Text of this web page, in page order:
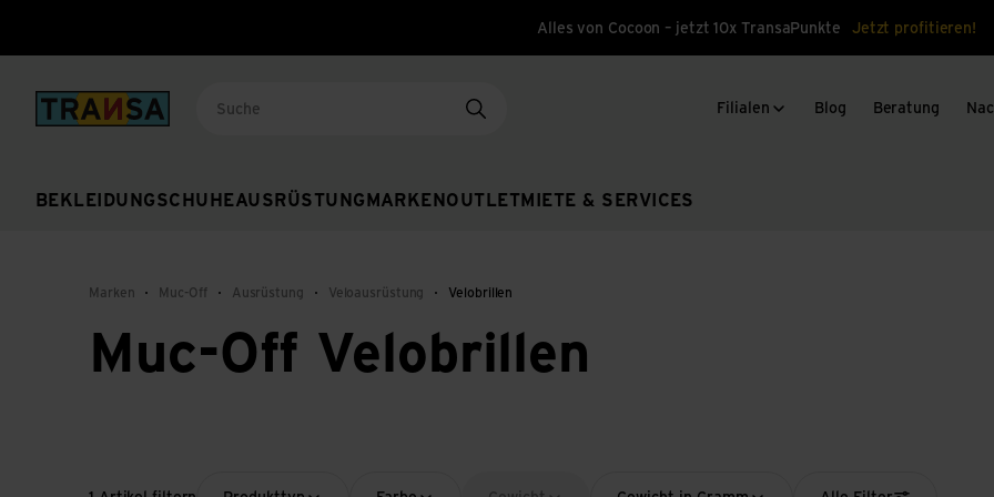
Alles von Cocoon – jetzt 10x TransaPunkte Jetzt profitieren!
Back to home
BEKLEIDUNGSCHUHEAUSRÜSTUNG MARKEN OUTLET MIETE & SERVICES
Filialen Blog Beratung
Marken Muc-Off Ausrüstung Veloausrüstung Velobrillen
Muc-Off Velobrillen